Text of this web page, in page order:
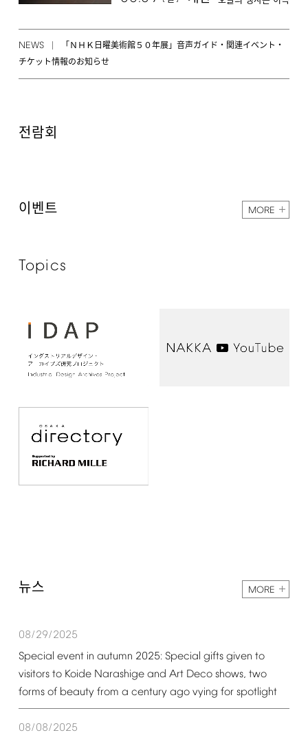
NEWS
「ＮＨＫ日曜美術館５０年展」音声ガイド・関連イベント・
チケット情報のお知らせ
전람회
이벤트 MORE
Topics
뉴스 MORE
08/29/2025
Special event in autumn 2025: Special gifts given to
visitors to Koide Narashige and Art Deco shows, two
forms of beauty from a century ago vying for spotlight
08/08/2025